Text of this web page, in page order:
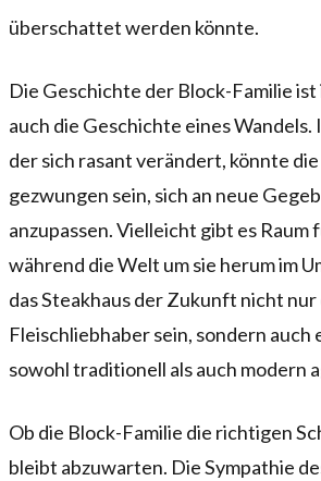
überschattet werden könnte.
Die Geschichte der Block-Familie
auch die Geschichte eines Wandels.
der sich rasant verändert, könnte
gezwungen sein, sich an neue
anzupassen. Vielleicht gibt es Raum
während die Welt um sie herum im
das Steakhaus der Zukunft nicht
Fleischliebhaber sein, sondern auch
sowohl traditionell als auch modern
Ob die Block-Familie die richtigen
bleibt abzuwarten. Die Sympathie